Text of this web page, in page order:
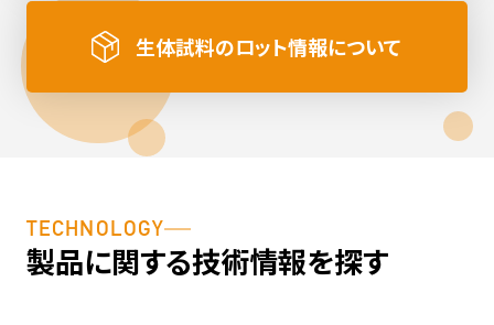
生体試料のロット情報について
TECHNOLOGY
製品に関する技術情報を探す